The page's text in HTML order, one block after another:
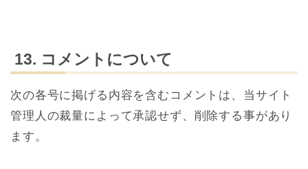
13. コメントについて
次の各号に掲げる内容を含むコメントは、当サイト
管理人の裁量によって承認せず、削除する事があり
ます。